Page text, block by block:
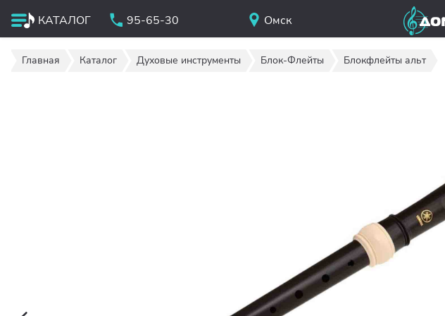
КАТАЛОГ 95-65-30 Омск
Главная Каталог Духовые инструменты Блок-Флейты Блокфлейты альт